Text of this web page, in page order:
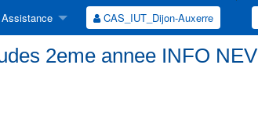
Assistance CAS_IUT_Dijon-Auxerre
2eme annee INFO NEV